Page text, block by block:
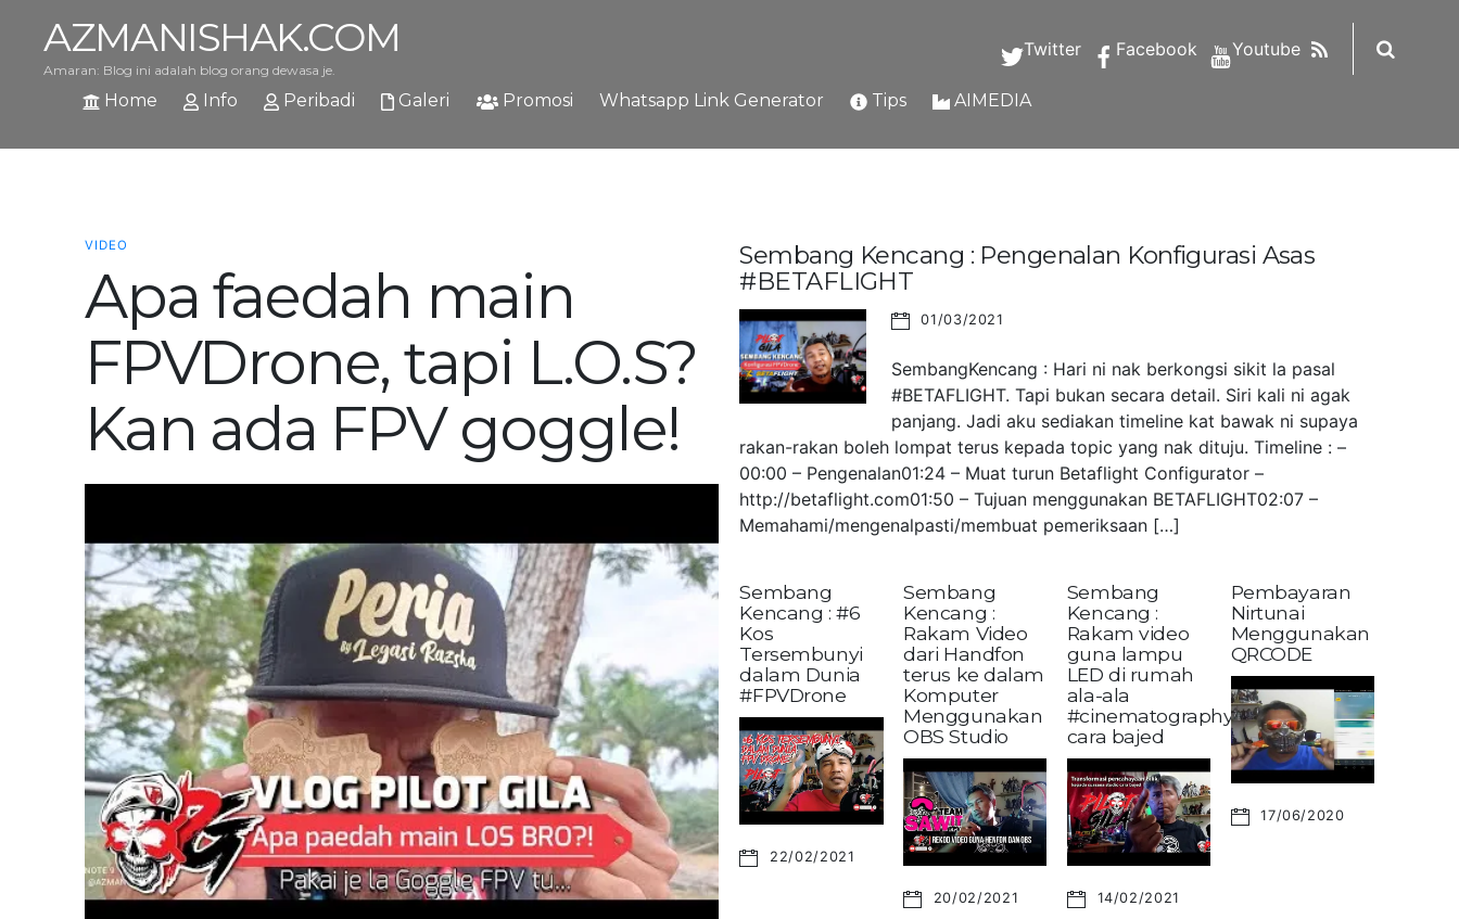
AZMANISHAK.COM
Amaran: Blog ini adalah blog orang dewasa je.
Twitter Facebook Youtube RSS
Home Info Peribadi Galeri Promosi Whatsapp Link Generator Tips AIMEDIA
VIDEO
Apa faedah main
FPVDrone, tapi L.O.S?
Kan ada FPV goggle!
Sembang Kencang : Pengenalan Konfigurasi Asas
#BETAFLIGHT
01/03/2021
SembangKencang : Hari ni nak berkongsi sikit la pasal
#BETAFLIGHT. Tapi bukan secara detail. Siri kali ni agak
panjang. Jadi aku sediakan timeline kat bawak ni supaya
rakan-rakan boleh lompat terus kepada topic yang nak dituju. Timeline : –
00:00 – Pengenalan01:24 – Muat turun Betaflight Configurator –
http://betaflight.com01:50 – Tujuan menggunakan BETAFLIGHT02:07 –
Memahami/mengenalpasti/membuat pemeriksaan […]
Sembang
Kencang : #6
Kos
Tersembunyi
dalam Dunia
#FPVDrone
22/02/2021
Sembang
Kencang :
Rakam Video
dari Handfon
terus ke dalam
Komputer
Menggunakan
OBS Studio
20/02/2021
Sembang
Kencang :
Rakam video
guna lampu
LED di rumah
ala-ala
#cinematography?
cara bajed
14/02/2021
Pembayaran
Nirtunai
Menggunakan
QRCODE
17/06/2020